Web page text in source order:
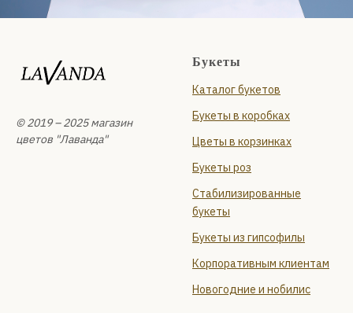
© 2019 – 2025 магазин
цветов "Лаванда"
Букеты
Каталог букетов
Букеты в коробках
Цветы в корзинках
Букеты роз
Стабилизированные
букеты
Букеты из гипсофилы
Корпоративным клиентам
Новогодние и нобилис